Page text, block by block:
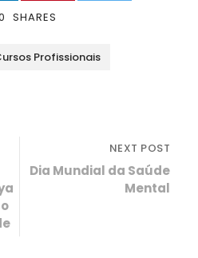
SHARES
Profissionais
NEXT POST
Dia Mundial da Saúde
Mental